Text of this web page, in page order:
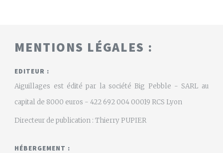
MENTIONS LÉGALES :
EDITEUR :
Aiguillages est édité par la société Big Pebble - SARL au
capital de 8000 euros - 422 692 004 00019 RCS Lyon
Directeur de publication : Thierry PUPIER
HÉBERGEMENT :